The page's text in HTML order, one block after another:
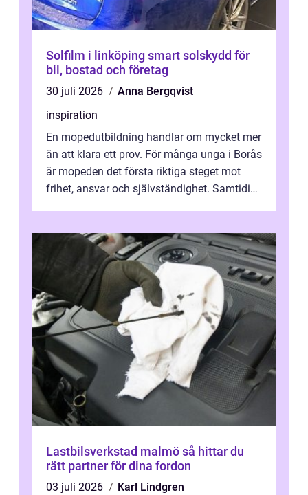
Solfilm i linköping smart solskydd för
bil, bostad och företag
30 juli 2026
Anna Bergqvist
inspiration
En mopedutbildning handlar om mycket mer
än att klara ett prov. För många unga i Borås
är mopeden det första riktiga steget mot
frihet, ansvar och självständighet. Samtidigt
Lastbilsverkstad malmö så hittar du
rätt partner för dina fordon
03 juli 2026
Karl Lindgren